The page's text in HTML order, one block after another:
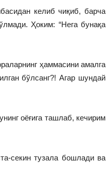
келиб чиқиб, барча
Ҳоким: “Нега бунақа
ҳаммасини амалга
бўлсанг?! Агар шундай
оёғига ташлаб, кечирим
секин тузала бошлади ва